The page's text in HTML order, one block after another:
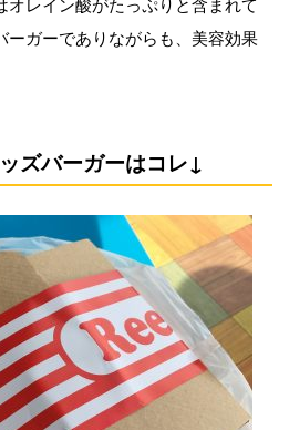
ーガーでありながらも、美容効果
ズバーガーはコレ↓